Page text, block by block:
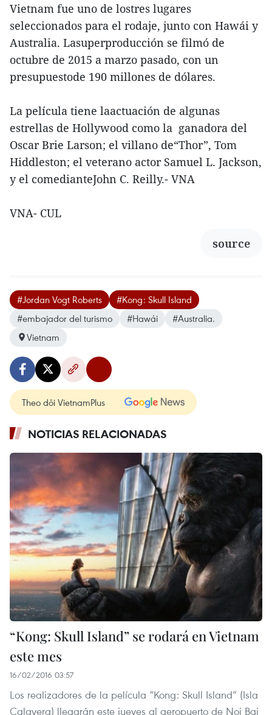
Vietnam fue uno de lostres lugares
seleccionados para el rodaje, junto con Hawái y
Australia. Lasuperproducción se filmó de
octubre de 2015 a marzo pasado, con un
presupuestode 190 millones de dólares.
La película tiene laactuación de algunas
estrellas de Hollywood como la ganadora del
Oscar Brie Larson; el villano de“Thor”, Tom
Hiddleston; el veterano actor Samuel L. Jackson,
y el comedianteJohn C. Reilly.- VNA
VNA- CUL
source
#Jordan Vogt Roberts
#Kong: Skull Island
#embajador del turismo
#Hawái
#Australia.
Vietnam
Theo dõi VietnamPlus
NOTICIAS RELACIONADAS
“Kong: Skull Island” se rodará en Vietnam
este mes
16/02/2016 03:57
Los realizadores de la película “Kong: Skull Island” (Isla
Calavera) llegarán este jueves al aeropuerto de Noi Bai